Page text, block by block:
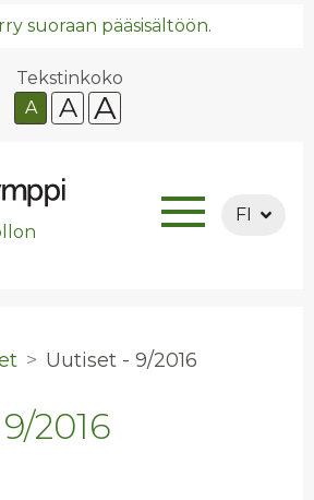
suoraan pääsisältöön.
Tekstinkoko
A
A A
FI
Uu­ti­set - 9/2016
2016